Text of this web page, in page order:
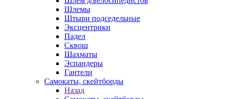
Шлемы
Штыри подседельные
Эксцентрики
Падел
Сквош
Шахматы
Эспандеры
Гантели
Самокаты, скейтборды
Назад